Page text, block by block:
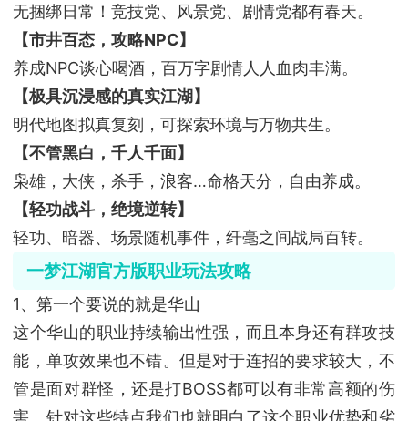
无捆绑日常！竞技党、风景党、剧情党都有春天。
【市井百态，攻略NPC】
养成NPC谈心喝酒，百万字剧情人人血肉丰满。
【极具沉浸感的真实江湖】
明代地图拟真复刻，可探索环境与万物共生。
【不管黑白，千人千面】
枭雄，大侠，杀手，浪客…命格天分，自由养成。
【轻功战斗，绝境逆转】
轻功、暗器、场景随机事件，纤毫之间战局百转。
一梦江湖官方版职业玩法攻略
1、第一个要说的就是华山
这个华山的职业持续输出性强，而且本身还有群攻技
能，单攻效果也不错。但是对于连招的要求较大，不
管是面对群怪，还是打BOSS都可以有非常高额的伤
害。针对这些特点我们也就明白了这个职业优势和劣